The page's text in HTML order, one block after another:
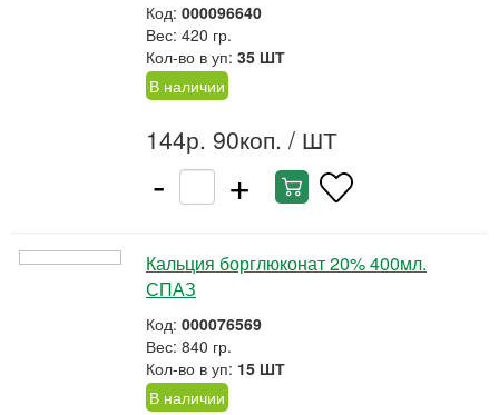
Код: 000096640
Вес: 420 гр.
Кол-во в уп: 35 ШТ
В наличии
144р. 90коп. / ШТ
- +
Кальция борглюконат 20% 400мл.
СПАЗ
Код: 000076569
Вес: 840 гр.
Кол-во в уп: 15 ШТ
В наличии